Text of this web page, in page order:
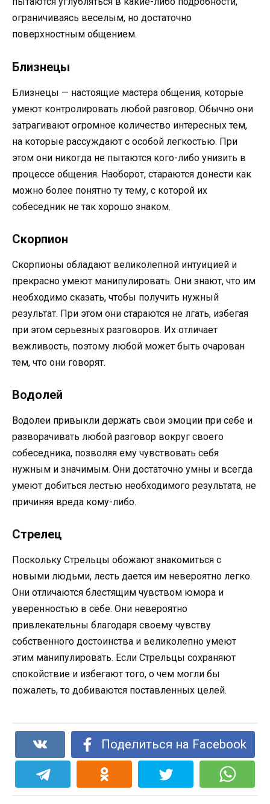
ограничиваясь веселым, но достаточно
поверхностным общением.
Близнецы
Близнецы — настоящие мастера общения, которые
умеют контролировать любой разговор. Обычно они
затрагивают огромное количество интересных тем,
на которые рассуждают с особой легкостью. При
этом они никогда не пытаются кого-либо унизить в
процессе общения. Наоборот, стараются донести как
можно более понятно ту тему, с которой их
собеседник не так хорошо знаком.
Скорпион
Скорпионы обладают великолепной интуицией и
прекрасно умеют манипулировать. Они знают, что им
необходимо сказать, чтобы получить нужный
результат. При этом они стараются не лгать, избегая
при этом серьезных разговоров. Их отличает
вежливость, поэтому любой может быть очарован
тем, что они говорят.
Водолей
Водолеи привыкли держать свои эмоции при себе и
разворачивать любой разговор вокруг своего
собеседника, позволяя ему чувствовать себя
нужным и значимым. Они достаточно умны и всегда
умеют добиться лестью необходимого результата, не
причиняя вреда кому-либо.
Стрелец
Поскольку Стрельцы обожают знакомиться с
новыми людьми, лесть дается им невероятно легко.
Они отличаются блестящим чувством юмора и
уверенностью в себе. Они невероятно
привлекательны благодаря своему чувству
собственного достоинства и великолепно умеют
этим манипулировать. Если Стрельцы сохраняют
спокойствие и избегают того, о чем могли бы
пожалеть, то добиваются поставленных целей.
Поделиться на Facebook